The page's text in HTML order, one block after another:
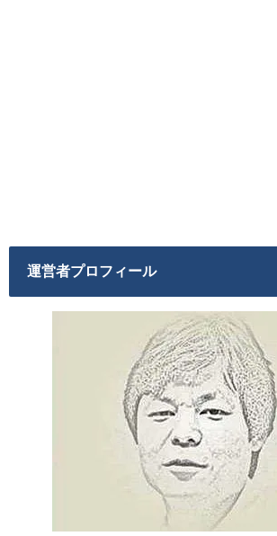
運営者プロフィール